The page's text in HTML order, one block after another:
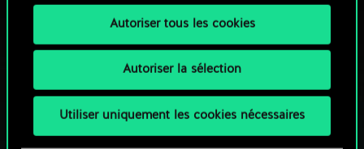
Autoriser tous les cookies
Autoriser la sélection
Utiliser uniquement les cookies nécessaires
UNE PETITE PARTIE DE GWENT ?